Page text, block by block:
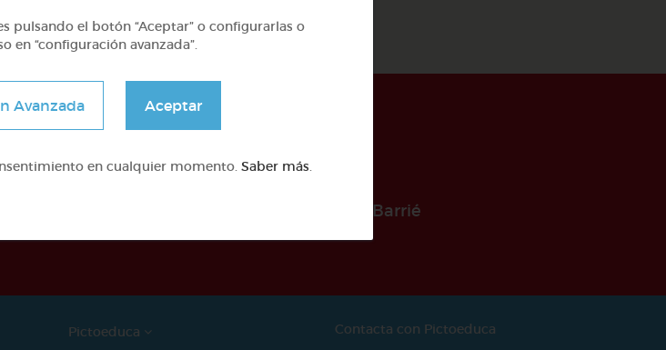
gracias al mecenazgo de la Fundación Barrié
Pictoeduca Contacta con Pictoeduca
pulsando el botón “Aceptar” o configurarlas o
en “configuración avanzada”.
Avanzada Aceptar
en cualquier momento. Saber más.